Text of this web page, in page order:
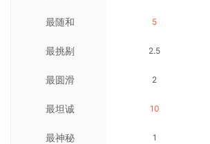
最随和
最挑剔
最圆滑
最坦诚
最神秘
5
2.5
2
10
1